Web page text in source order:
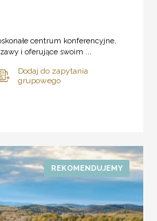
centrum konferencyjne,
i oferujące swoim ...